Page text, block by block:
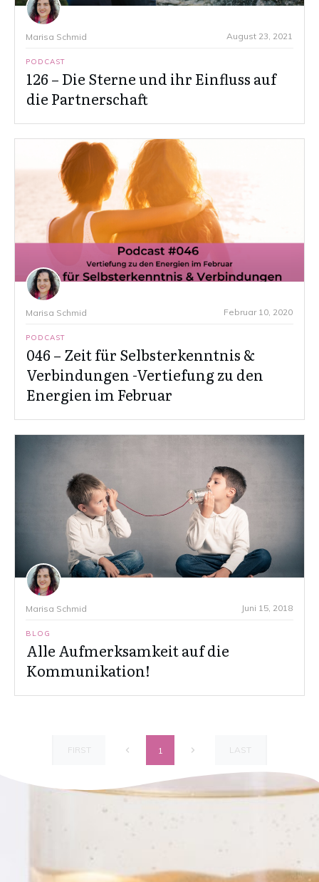
Marisa Schmid August 23, 2021
PODCAST
126 – Die Sterne und ihr Einfluss auf
die Partnerschaft
Marisa Schmid Februar 10, 2020
PODCAST
046 – Zeit für Selbsterkenntnis &
Verbindungen -Vertiefung zu den
Energien im Februar
Marisa Schmid Juni 15, 2018
BLOG
Alle Aufmerksamkeit auf die
Kommunikation!
FIRST 1 LAST